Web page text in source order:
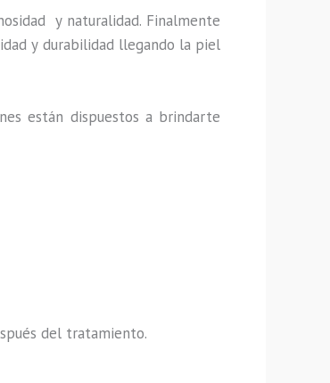
y naturalidad. Finalmente
y durabilidad llegando la piel
están dispuestos a brindarte
del tratamiento.